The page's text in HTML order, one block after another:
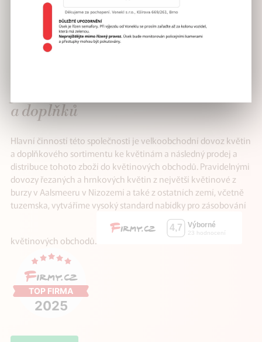
a doplňků
Hlavní činností této společnosti je velkoobchodní dovoz květin
a doplňkového sortimentu ke květinám a následný prodej a
distribuce tohoto zboží do květinových obchodů. Pravidelnými
dovozy řezaných a hrnkových květin z největší květinové z
burzy v Aalsmeeru v Nizozemí a také z ostatních zemí, včetně
tuzemska, vytváříme vysoký standard nabídky pro zásobování
květinových obchodů.